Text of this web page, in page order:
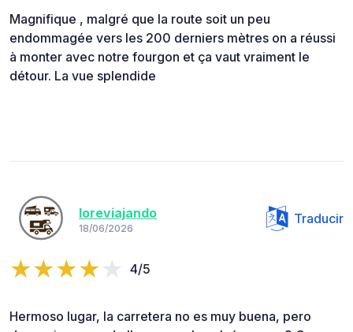
Magnifique , malgré que la route soit un peu
endommagée vers les 200 derniers mètres on a réussi
à monter avec notre fourgon et ça vaut vraiment le
détour. La vue splendide
loreviajando
18/06/2026
Traducir
4/5
Hermoso lugar, la carretera no es muy buena, pero